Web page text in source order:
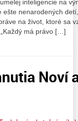
inteligencie na
nenarodených
na život, ktoré sa
má právo […]
Noví